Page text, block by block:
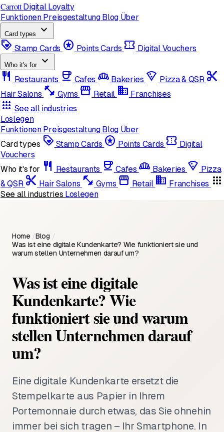
Carrott Digital Loyalty
Funktionen Preisgestaltung Blog Über
Card types
expand_more
loyalty Stamp Cards stars Points Cards confirmation_number Digital Vouchers
Who it's for expand_more
restaurant Restaurants coffee Cafes bakery_dining Bakeries local_pizza Pizza & QSR content_cut
Hair Salons fitness_center Gyms storefront Retail domain Franchises
apps See all industries
Loslegen
Funktionen Preisgestaltung Blog Über
Card types loyalty Stamp Cards stars Points Cards confirmation_number Digital
Vouchers
Who it's for restaurant Restaurants coffee Cafes bakery_dining Bakeries local_pizza Pizza
& QSR content_cut Hair Salons fitness_center Gyms storefront Retail domain Franchises apps
See all industries Loslegen
Home /Blog /
Was ist eine digitale Kundenkarte? Wie funktioniert sie und
warum stellen Unternehmen darauf um?
Was ist eine digitale
Kundenkarte? Wie
funktioniert sie und warum
stellen Unternehmen darauf
um?
Eine digitale Kundenkarte ersetzt die
Stempelkarte aus Papier in Ihrem
Portemonnaie durch etwas, das Sie ohnehin
immer bei sich tragen – Ihr Smartphone. In